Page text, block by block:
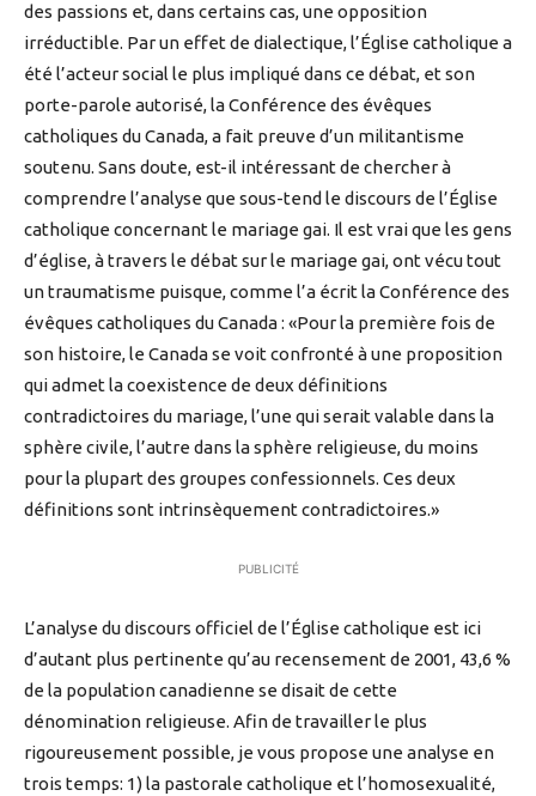
des passions et, dans certains cas, une opposition
irréductible. Par un effet de dialectique, l’Église catholique a
été l’acteur social le plus impliqué dans ce débat, et son
porte-parole autorisé, la Conférence des évêques
catholiques du Canada, a fait preuve d’un militantisme
soutenu. Sans doute, est-il intéressant de chercher à
comprendre l’analyse que sous-tend le discours de l’Église
catholique concernant le mariage gai. Il est vrai que les gens
d’église, à travers le débat sur le mariage gai, ont vécu tout
un traumatisme puisque, comme l’a écrit la Conférence des
évêques catholiques du Canada : «Pour la première fois de
son histoire, le Canada se voit confronté à une proposition
qui admet la coexistence de deux définitions
contradictoires du mariage, l’une qui serait valable dans la
sphère civile, l’autre dans la sphère religieuse, du moins
pour la plupart des groupes confessionnels. Ces deux
définitions sont intrinsèquement contradictoires.»
PUBLICITÉ
L’analyse du discours officiel de l’Église catholique est ici
d’autant plus pertinente qu’au recensement de 2001, 43,6 %
de la population canadienne se disait de cette
dénomination religieuse. Afin de travailler le plus
rigoureusement possible, je vous propose une analyse en
trois temps: 1) la pastorale catholique et l’homosexualité,